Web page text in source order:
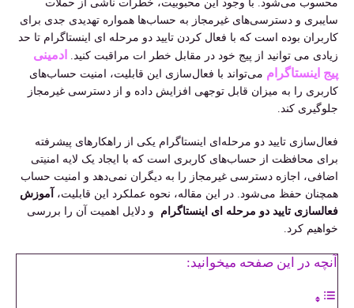
محسوب می‌شود. با وجود این محبوبیت، خطرات ناشی از حملات
سایبری و دسترسی‌های غیرمجاز به حساب‌ها همواره تهدیدی جدی برای
کاربران بوده است که با فعال کردن تایید دو مرحله ای اینستاگرام تا حد
زیادی می توانید از پیج خود در مقابل خطر ات مراقبت کنید.
ادمینی
پیج اینستاگرام می‌تواند با فعال‌سازی این قابلیت، امنیت حساب‌های
کاربری را به میزان قابل توجهی افزایش داده و از دسترسی غیرمجاز
جلوگیری کند.
فعال‌سازی تایید دو مرحله‌ای اینستاگرام یکی از راهکارهای پیشرفته
برای محافظت از حساب‌های کاربری است که با ایجاد یک لایه امنیتی
اضافی، اجازه دسترسی غیرمجاز را به دیگران نمی‌دهد و امنیت حساب
همچنان حفظ می‌شود. در این مقاله، نحوه عملکرد این قابلیت،
آموزش
فعالسازی تایید دو مرحله ای اینستاگرام و دلایل اهمیت آن را بررسی
خواهیم کرد.
آنچه در این صفحه میخوانید: